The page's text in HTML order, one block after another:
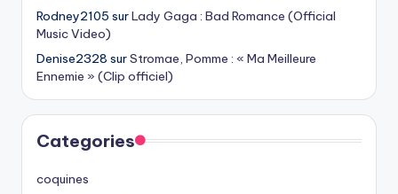
Rodney2105 surLady Gaga : Bad Romance (Official
Music Video)
Denise2328 surStromae, Pomme : « Ma Meilleure
Ennemie » (Clip officiel)
Categories
coquines